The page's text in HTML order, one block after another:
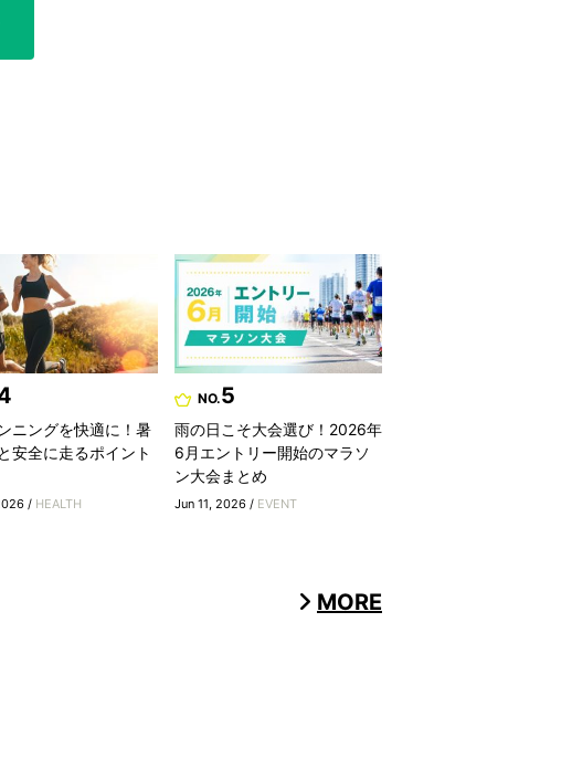
ニングを快適に！暑
安全に走るポイント
/ HEALTH
NO.5
雨の日こそ大会選び！2026年
6月エントリー開始のマラソ
ン大会まとめ
Jun 11, 2026 / EVENT
MORE